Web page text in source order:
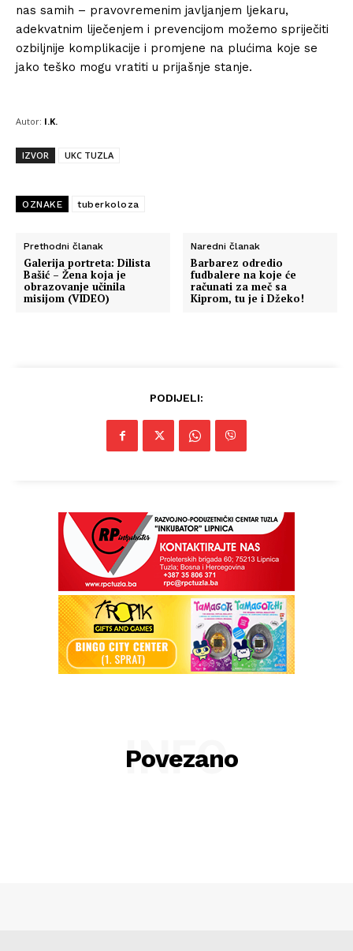
Info
O nama
Impressum
nas samih – pravovremenim javljanjem ljekaru,
adekvatnim liječenjem i prevencijom možemo spriječiti
ozbiljnije komplikacije i promjene na plućima koje se
jako teško mogu vratiti u prijašnje stanje.
Autor: I.K.
IZVOR UKC TUZLA
OZNAKE tuberkoloza
Prethodni članak
Galerija portreta: Dilista
Bašić – Žena koja je
obrazovanje učinila
misijom (VIDEO)
Naredni članak
Barbarez odredio
fudbalere na koje će
računati za meč sa
Kiprom, tu je i Džeko!
PODIJELI:
Povezano
INFO